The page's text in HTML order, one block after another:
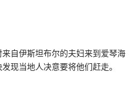
自伊斯坦布尔的夫妇来到爱琴海
现当地人决意要将他们赶走。